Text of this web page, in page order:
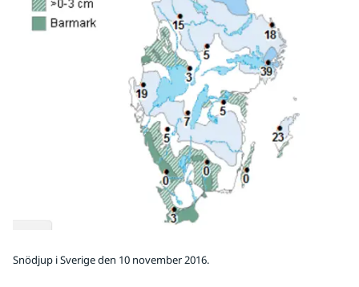
Snödjup i Sverige den 10 november 2016.